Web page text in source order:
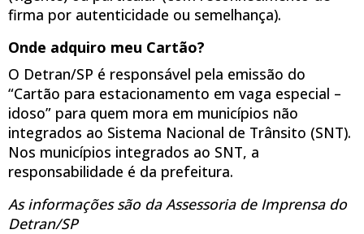
firma por autenticidade ou semelhança).
Onde adquiro meu Cartão?
O Detran/SP é responsável pela emissão do
“Cartão para estacionamento em vaga especial –
idoso” para quem mora em municípios não
integrados ao Sistema Nacional de Trânsito (SNT).
Nos municípios integrados ao SNT, a
responsabilidade é da prefeitura.
As informações são da Assessoria de Imprensa do
Detran/SP